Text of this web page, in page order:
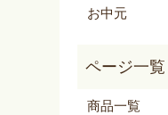
お中元
商品一覧